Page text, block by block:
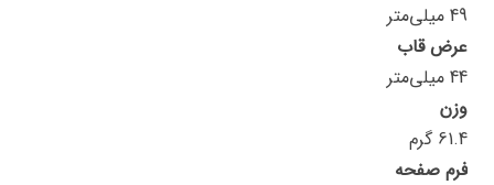
49 میلی‌متر
عرض قاب
44 میلی‌متر
وزن
61.4 گرم
فرم صفحه